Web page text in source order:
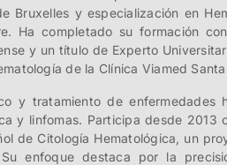
Bruxelles y especialización en
Ha completado su formación
y un título de Experto
de la Clínica Viamed
y tratamiento de enfermedades
y linfomas. Participa desde 2013
de Citología Hematológica, un
enfoque destaca por la